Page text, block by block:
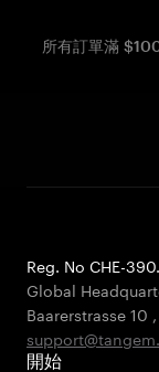
所有訂單滿
Reg. No CHE-
Global
Baarerstrasse 10 ,
開始